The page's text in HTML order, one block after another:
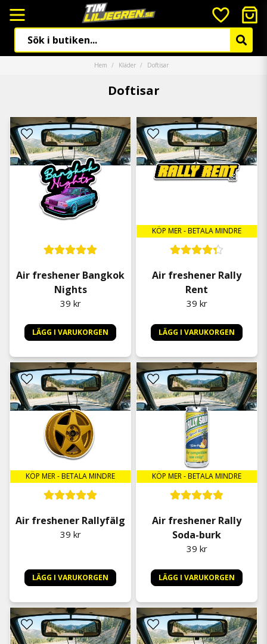
Hem Kläder Doftisar
Doftisar
Air freshener Bangkok
Nights
39 kr
LÄGG I VARUKORGEN
KÖP MER - BETALA MINDRE
Air freshener Rally
Rent
39 kr
LÄGG I VARUKORGEN
KÖP MER - BETALA MINDRE
Air freshener Rallyfälg
39 kr
LÄGG I VARUKORGEN
KÖP MER - BETALA MINDRE
Air freshener Rally
Soda-burk
39 kr
LÄGG I VARUKORGEN